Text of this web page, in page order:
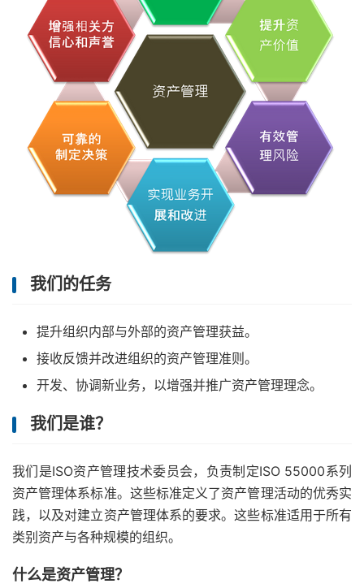
我们的任务
提升组织内部与外部的资产管理获益。
接收反馈并改进组织的资产管理准则。
开发、协调新业务，以增强并推广资产管理理念。
我们是谁？
我们是ISO资产管理技术委员会，负责制定ISO 55000系列
资产管理体系标准。这些标准定义了资产管理活动的优秀实
践，以及对建立资产管理体系的要求。这些标准适用于所有
类别资产与各种规模的组织。
什么是资产管理？